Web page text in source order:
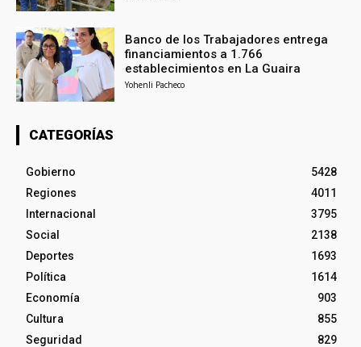
Banco de los Trabajadores entrega
financiamientos a 1.766
establecimientos en La Guaira
Yohenli Pacheco
CATEGORÍAS
Gobierno
5428
Regiones
4011
Internacional
3795
Social
2138
Deportes
1693
Política
1614
Economía
903
Cultura
855
Seguridad
829